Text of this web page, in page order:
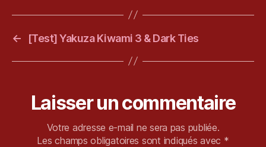
r
y
u ,
st
a
← [Test] Yakuza Kiwami 3 & Dark Ties
Laisser un commentaire
Votre adresse e-mail ne sera pas publiée.
Les champs obligatoires sont indiqués avec *